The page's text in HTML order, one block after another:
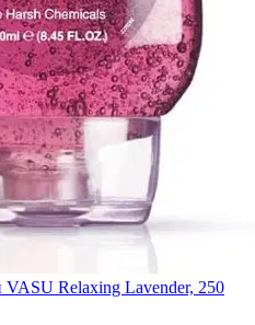
Relaxing Lavender, 250